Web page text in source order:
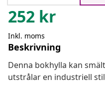
252 kr
Inkl. moms
Beskrivning
Denna bokhylla kan
utstrålar en industriell